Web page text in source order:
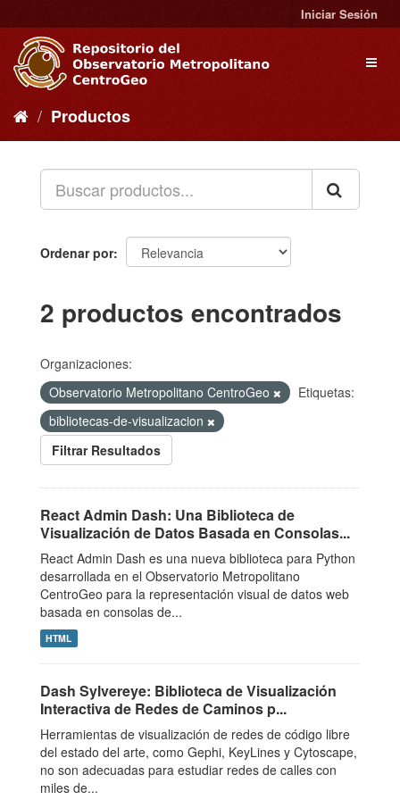
al
contenido
Iniciar Sesión
Productos
Ordenar por
2 productos encontrados
Organizaciones:
Observatorio Metropolitano CentroGeo
Etiquetas:
bibliotecas-de-visualizacion
Filtrar Resultados
React Admin Dash: Una Biblioteca de
Visualización de Datos Basada en Consolas...
React Admin Dash es una nueva biblioteca para Python
desarrollada en el Observatorio Metropolitano
CentroGeo para la representación visual de datos web
basada en consolas de...
HTML
Dash Sylvereye: Biblioteca de Visualización
Interactiva de Redes de Caminos p...
Herramientas de visualización de redes de código libre
del estado del arte, como Gephi, KeyLines y Cytoscape,
no son adecuadas para estudiar redes de calles con
miles de...